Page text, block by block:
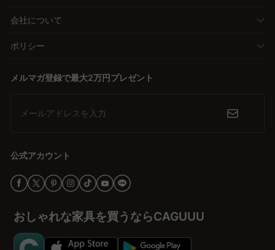
会社について
ポリシー
メルマガ登録で最大2万円プレゼント
メールアドレスを入力
公式アカウント
おしゃれな家具を買うならCAGUUU